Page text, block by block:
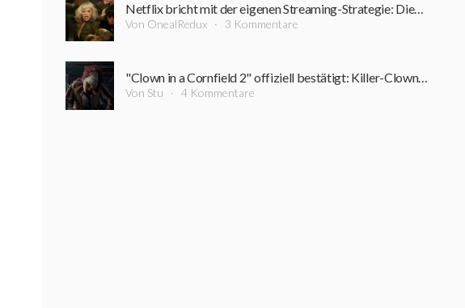
Netflix bricht mit der eigenen Streaming-Strategie: Dieser Film bleibt rekordverdächtig lange im Kino
Von OnealRedux 3 Kommentare
"Clown in a Cornfield 2" offiziell bestätigt: Killer-Clown kehrt zurück
Von Stu 4 Kommentare